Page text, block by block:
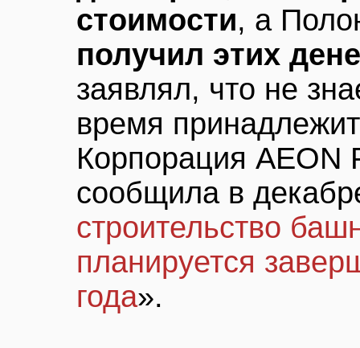
стоимости, а
получил этих
заявлял, что не
время
Корпорация AEON
сообщила в
строительство
планируется
года».